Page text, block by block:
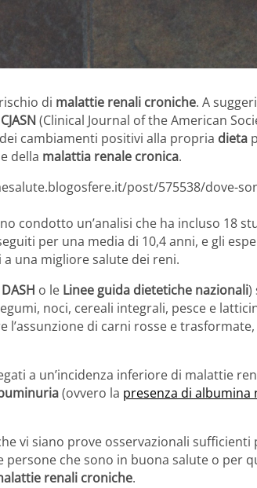
di malattie renali croniche. A
CJASN(Clinical Journal of the American
cambiamenti positivi alla propria dieta
della malattia renale cronica.
post/575538/dove-
condotto un’analisi che ha incluso 18
per una media di 10,4 anni, e gli
una migliore salute dei reni.
o le Linee guida dietetiche nazionali)
noci, cereali integrali, pesce e
di carni rosse e trasformate,
a un’incidenza inferiore di malattie
(ovvero la presenza di albumina
vi siano prove osservazionali sufficienti
che sono in buona salute o per
renali croniche.